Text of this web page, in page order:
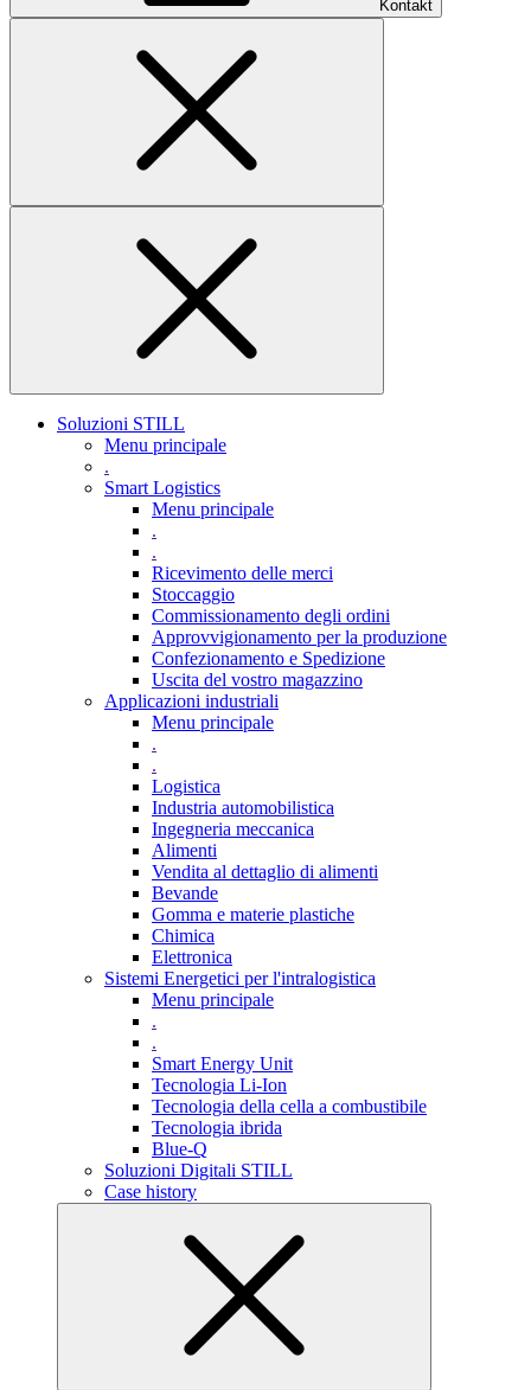
Kontakt
Soluzioni STILL
Menu principale
.
Smart Logistics
Menu principale
.
.
Ricevimento delle merci
Stoccaggio
Commissionamento degli ordini
Approvvigionamento per la produzione
Confezionamento e Spedizione
Uscita del vostro magazzino
Applicazioni industriali
Menu principale
.
.
Logistica
Industria automobilistica
Ingegneria meccanica
Alimenti
Vendita al dettaglio di alimenti
Bevande
Gomma e materie plastiche
Chimica
Elettronica
Sistemi Energetici per l'intralogistica
Menu principale
.
.
Smart Energy Unit
Tecnologia Li-Ion
Tecnologia della cella a combustibile
Tecnologia ibrida
Blue-Q
Soluzioni Digitali STILL
Case history